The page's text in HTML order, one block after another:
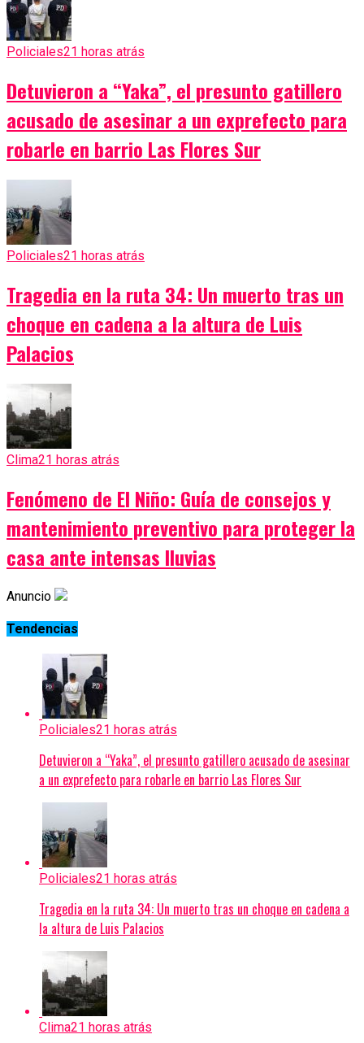
Policiales21 horas atrás
Detuvieron a “Yaka”, el presunto gatillero
acusado de asesinar a un exprefecto para
robarle en barrio Las Flores Sur
Policiales21 horas atrás
Tragedia en la ruta 34: Un muerto tras un
choque en cadena a la altura de Luis
Palacios
Clima21 horas atrás
Fenómeno de El Niño: Guía de consejos y
mantenimiento preventivo para proteger la
casa ante intensas lluvias
Anuncio
Tendencias
Policiales21 horas atrás
Detuvieron a “Yaka”, el presunto gatillero acusado de asesinar
a un exprefecto para robarle en barrio Las Flores Sur
Policiales21 horas atrás
Tragedia en la ruta 34: Un muerto tras un choque en cadena a
la altura de Luis Palacios
Clima21 horas atrás